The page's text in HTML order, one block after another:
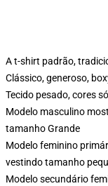
A t-shirt padrão,
Clássico, generoso,
Tecido pesado, cores
Modelo masculino
tamanho Grande
Modelo feminino
vestindo tamanho
Modelo secundário